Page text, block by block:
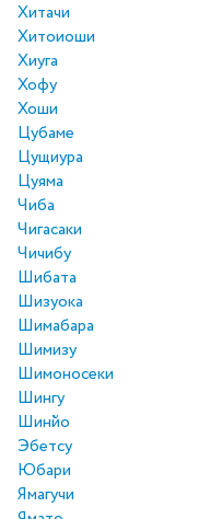
Хитачи
Хитоиоши
Хиуга
Хофу
Хоши
Цубаме
Цущиура
Цуяма
Чиба
Чигасаки
Чичибу
Шибата
Шизуока
Шимабара
Шимизу
Шимоносеки
Шингу
Шинйо
Эбетсу
Юбари
Ямагучи